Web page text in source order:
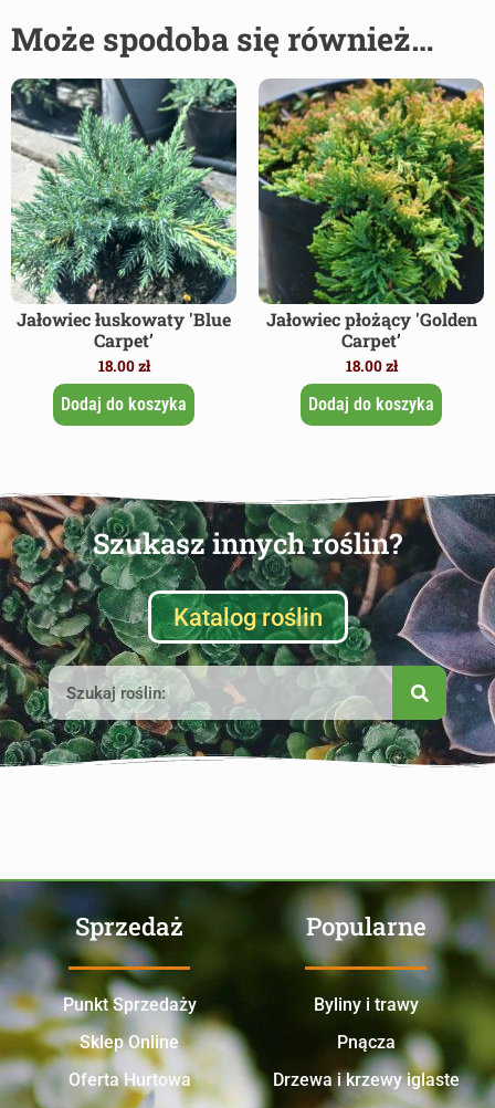
Może spodoba się również…
Jałowiec łuskowaty 'Blue
Carpet’
18.00zł
Dodaj do koszyka
Jałowiec płożący 'Golden
Carpet’
18.00zł
Dodaj do koszyka
Szukasz innych roślin?
Katalog roślin
Sprzedaż
Punkt Sprzedaży
Sklep Online
Oferta Hurtowa
Popularne
Byliny i trawy
Pnącza
Drzewa i krzewy iglaste